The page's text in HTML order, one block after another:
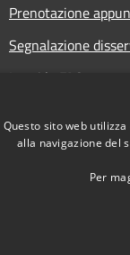
Prenotazione
Segnalazione
Leggi le FAQ
Questo sito web
alla navigazione del
Per